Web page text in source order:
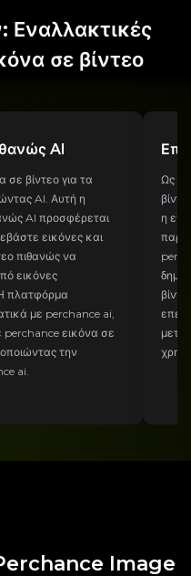
Εναλλακτικές
σε βίντεο
AI
σε βίντεο για τα
AI. Αυτή η
AI προσφέρεται
εικόνες και
πιθανώς να
εικόνες
πλατφόρμα
με perchance ai,
perchance εικόνα σε
την
ai.
Ως
η
Image